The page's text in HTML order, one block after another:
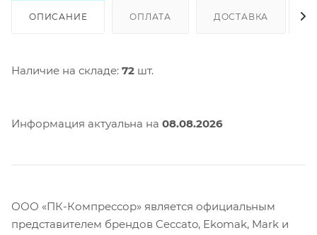
ОПИСАНИЕ ОПЛАТА ДОСТАВКА
Наличие на складе: 72 шт.
Информация актуальна на 08.08.2026
ООО «ПК-Компрессор» является официальным
представителем брендов Ceccato, Ekomak, Mark и